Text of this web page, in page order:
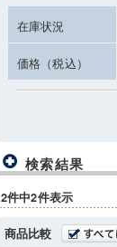
在庫状況
価格（税込）
検索結果
2件中2件表示
商品比較